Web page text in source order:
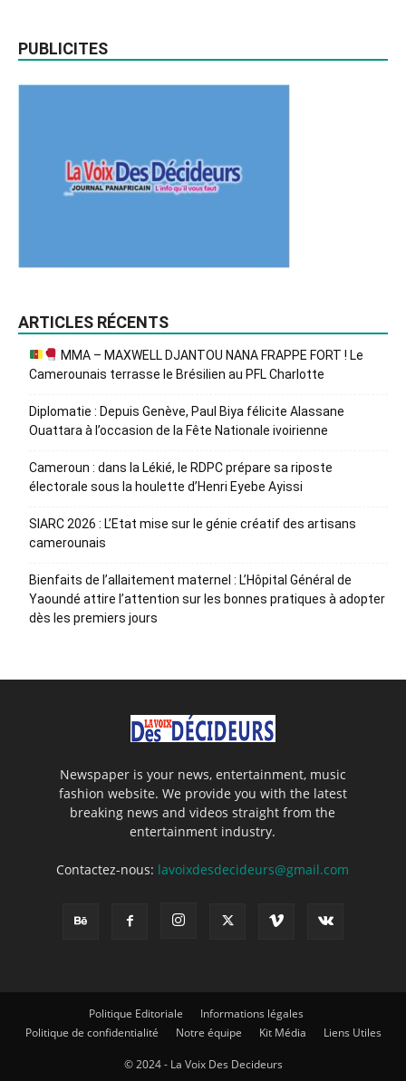
PUBLICITES
ARTICLES RÉCENTS
MMA – MAXWELL DJANTOU NANA FRAPPE FORT ! Le
Camerounais terrasse le Brésilien au PFL Charlotte
Diplomatie : Depuis Genève, Paul Biya félicite Alassane
Ouattara à l’occasion de la Fête Nationale ivoirienne
Cameroun : dans la Lékié, le RDPC prépare sa riposte
électorale sous la houlette d’Henri Eyebe Ayissi
SIARC 2026 : L’Etat mise sur le génie créatif des artisans
camerounais
Bienfaits de l’allaitement maternel : L’Hôpital Général de
Yaoundé attire l’attention sur les bonnes pratiques à adopter
dès les premiers jours
Newspaper is your news, entertainment, music
fashion website. We provide you with the latest
breaking news and videos straight from the
entertainment industry.
Contactez-nous: lavoixdesdecideurs@gmail.com
Politique Editoriale
Informations légales
Politique de confidentialité
Notre équipe Kit Média Liens Utiles
© 2024 - La Voix Des Decideurs